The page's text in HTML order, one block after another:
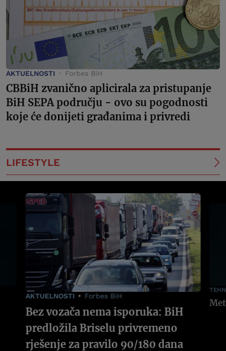
AKTUELNOSTI Forbes BiH
CBBiH zvanično aplicirala za pristupanje
BiH SEPA području - ovo su pogodnosti
koje će donijeti građanima i privredi
LIFESTYLE
AKTUELNOSTI Forbes BiH
Bez vozača nema isporuka: BiH
predložila Briselu privremeno
rješenje za pravilo 90/180 dana